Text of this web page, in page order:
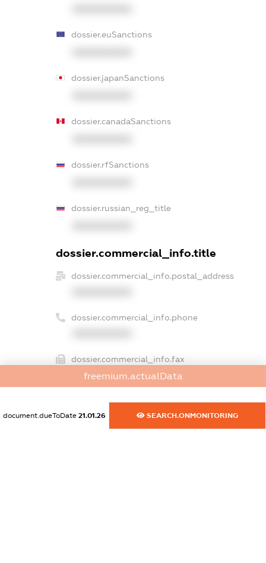
dossier.euSanctions
dossier.japanSanctions
dossier.canadaSanctions
dossier.rfSanctions
dossier.russian_reg_title
dossier.commercial_info.title
dossier.commercial_info.postal_address
dossier.commercial_info.phone
dossier.commercial_info.fax
XXXXXXXXXX
dossier.commercial_info.email
XXXXXXXXXX
freemium.actualData
document.dueToDate 21.01.26 SEARCH.ONMONITORING